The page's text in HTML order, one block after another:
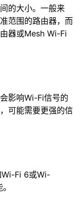
的大小。一般来
范围的路由器，而
器或Mesh Wi-Fi
影响Wi-Fi信号的
可能需要更强的信
Wi-Fi 6或Wi-